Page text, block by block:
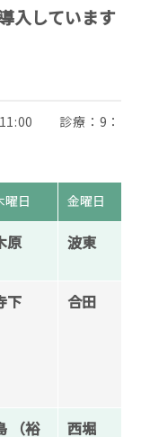
入しています
11:00 診療：9：
曜日 金曜日
原 波東
下 合田
（裕
西堀